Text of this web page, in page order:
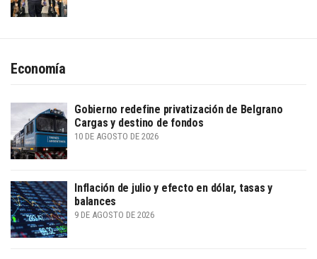
Economía
Gobierno redefine privatización de Belgrano
Cargas y destino de fondos
10 DE AGOSTO DE 2026
Inflación de julio y efecto en dólar, tasas y
balances
9 DE AGOSTO DE 2026